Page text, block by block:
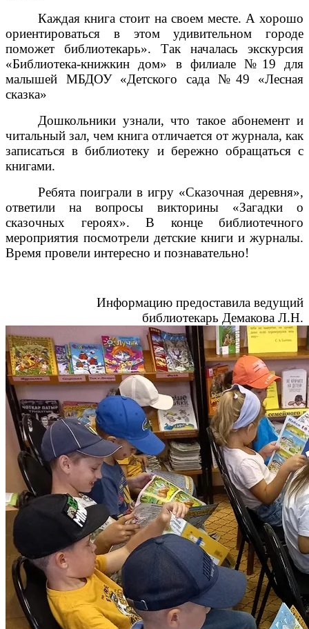
Каждая книга стоит на своем месте. А хорошо
ориентироваться в этом удивительном городе
поможет библиотекарь». Так началась экскурсия
«Библиотека-книжкин дом» в филиале №19 для
малышей МБДОУ «Детского сада №49 «Лесная
сказка»
Дошкольники узнали, что такое абонемент и
читальный зал, чем книга отличается от журнала, как
записаться в библиотеку и бережно обращаться с
книгами.
Ребята поиграли в игру «Сказочная деревня»,
ответили на вопросы викторины «Загадки о
сказочных героях». В конце библиотечного
мероприятия посмотрели детские книги и журналы.
Время провели интересно и познавательно!
Информацию предоставила ведущий
библиотекарь Демакова Л.Н.